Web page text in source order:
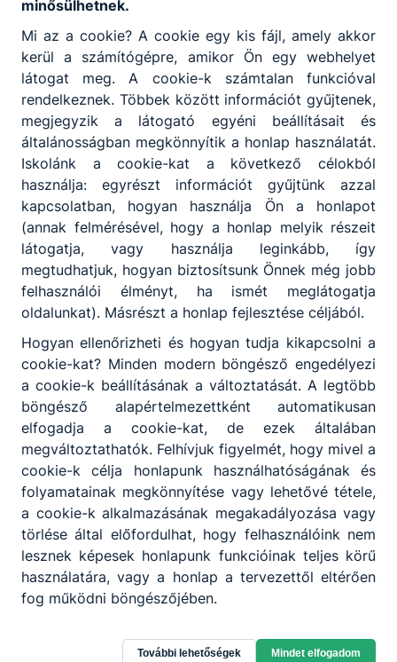
minősülhetnek.
Mi az a cookie? A cookie egy kis fájl, amely akkor
kerül a számítógépre, amikor Ön egy webhelyet
látogat meg. A cookie-k számtalan funkcióval
rendelkeznek. Többek között információt gyűjtenek,
megjegyzik a látogató egyéni beállításait és
általánosságban megkönnyítik a honlap használatát.
Iskolánk a cookie-kat a következő célokból
használja: egyrészt információt gyűjtünk azzal
kapcsolatban, hogyan használja Ön a honlapot
(annak felmérésével, hogy a honlap melyik részeit
látogatja, vagy használja leginkább, így
megtudhatjuk, hogyan biztosítsunk Önnek még jobb
felhasználói élményt, ha ismét meglátogatja
oldalunkat). Másrészt a honlap fejlesztése céljából.
Hogyan ellenőrizheti és hogyan tudja kikapcsolni a
cookie-kat? Minden modern böngésző engedélyezi
a cookie-k beállításának a változtatását. A legtöbb
böngésző alapértelmezettként automatikusan
elfogadja a cookie-kat, de ezek általában
megváltoztathatók. Felhívjuk figyelmét, hogy mivel a
cookie-k célja honlapunk használhatóságának és
folyamatainak megkönnyítése vagy lehetővé tétele,
a cookie-k alkalmazásának megakadályozása vagy
törlése által előfordulhat, hogy felhasználóink nem
lesznek képesek honlapunk funkcióinak teljes körű
használatára, vagy a honlap a tervezettől eltérően
fog működni böngészőjében.
További lehetőségek Mindet elfogadom